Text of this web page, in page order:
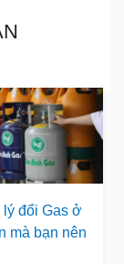
lý đổi Gas ở
mà bạn nên